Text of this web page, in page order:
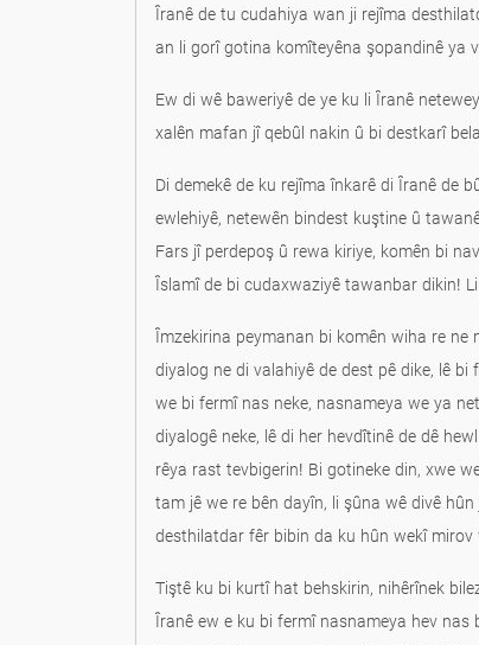
Îranê de tu cudahiya wan ji rejîma
an li gorî gotina komîteyêna şopandinê ya
Ew di wê baweriyê de ye ku li Îranê
xalên mafan jî qebûl nakin û bi destkarî
Di demekê de ku rejîma înkarê di Îranê de
ewlehiyê, netewên bindest kuştine û
Fars jî perdepoş û rewa kiriye, komên bi
Îslamî de bi cudaxwaziyê tawanbar dikin!
Îmzekirina peymanan bi komên wiha re ne
diyalog ne di valahiyê de dest pê dike, lê
we bi fermî nas neke, nasnameya we ya
diyalogê neke, lê di her hevdîtinê de dê
rêya rast tevbigerin! Bi gotineke din, xwe
tam jê we re bên dayîn, li şûna wê divê
desthilatdar fêr bibin da ku hûn wekî mirov
Tiştê ku bi kurtî hat behskirin, nihêrînek
Îranê ew e ku bi fermî nasnameya hev